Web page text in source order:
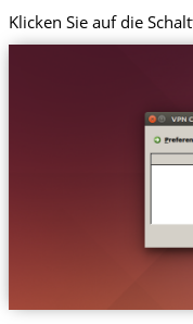
Klicken Sie auf die